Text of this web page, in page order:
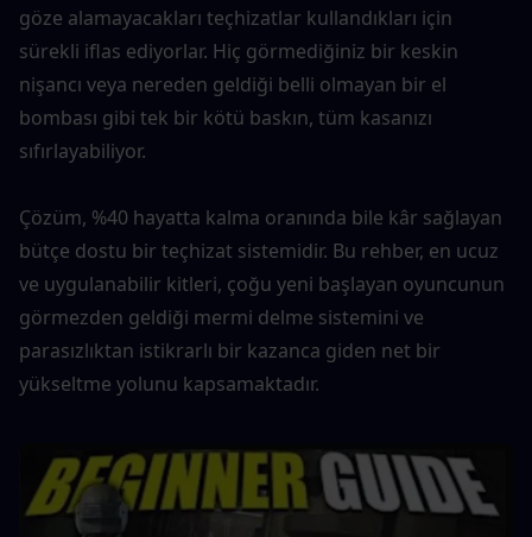
göze alamayacakları teçhizatlar kullandıkları için
sürekli iflas ediyorlar. Hiç görmediğiniz bir keskin
nişancı veya nereden geldiği belli olmayan bir el
bombası gibi tek bir kötü baskın, tüm kasanızı
sıfırlayabiliyor.
Çözüm, %40 hayatta kalma oranında bile kâr sağlayan
bütçe dostu bir teçhizat sistemidir. Bu rehber, en ucuz
ve uygulanabilir kitleri, çoğu yeni başlayan oyuncunun
görmezden geldiği mermi delme sistemini ve
parasızlıktan istikrarlı bir kazanca giden net bir
yükseltme yolunu kapsamaktadır.